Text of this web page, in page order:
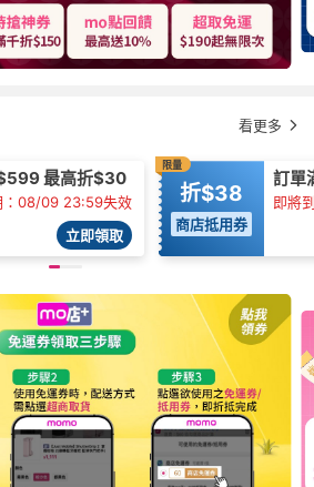
看更多
最高折$30
：08/09 23:59失效
立即領取
限量
折$38
商店抵用券
訂單
即將